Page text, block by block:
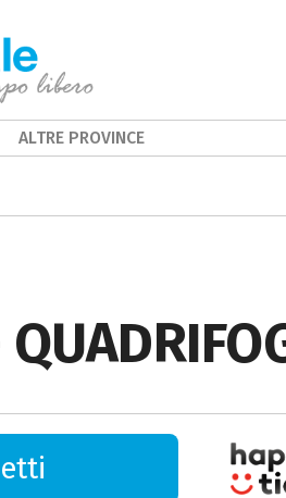
ALTRE PROVINCE